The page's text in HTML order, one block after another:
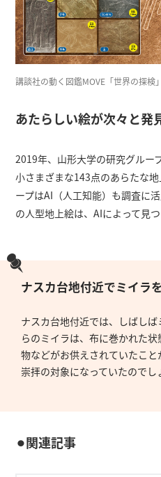
講談社の動く図鑑MOVE「世界の探検
あたらしい絵が次々と発
2019年、山形大学の研究グルー
小さまざまな143点のあらたな
ープはAI（人工知能）も調査に
の人型地上絵は、AIによって見
ナスカ台地付近でミイラ
ナスカ台地付近では、しばし
らのミイラは、布に巻かれた
物などがお供えされていたこと
崇拝の対象になっていたのでし
⚫︎関連記事